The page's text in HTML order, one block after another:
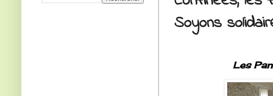
Soyons
Les